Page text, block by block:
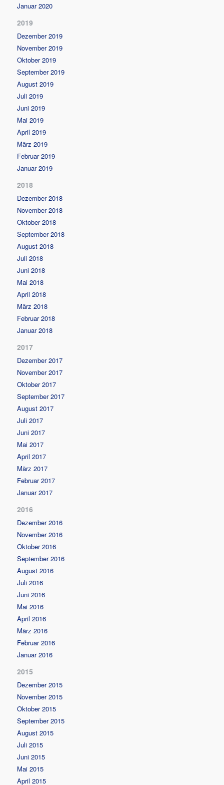
Januar 2020
2019
Dezember 2019
November 2019
Oktober 2019
September 2019
August 2019
Juli 2019
Juni 2019
Mai 2019
April 2019
März 2019
Februar 2019
Januar 2019
2018
Dezember 2018
November 2018
Oktober 2018
September 2018
August 2018
Juli 2018
Juni 2018
Mai 2018
April 2018
März 2018
Februar 2018
Januar 2018
2017
Dezember 2017
November 2017
Oktober 2017
September 2017
August 2017
Juli 2017
Juni 2017
Mai 2017
April 2017
März 2017
Februar 2017
Januar 2017
2016
Dezember 2016
November 2016
Oktober 2016
September 2016
August 2016
Juli 2016
Juni 2016
Mai 2016
April 2016
März 2016
Februar 2016
Januar 2016
2015
Dezember 2015
November 2015
Oktober 2015
September 2015
August 2015
Juli 2015
Juni 2015
Mai 2015
April 2015